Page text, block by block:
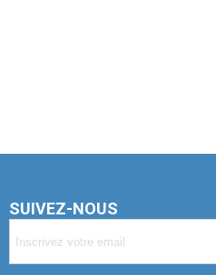
SUIVEZ-NOUS